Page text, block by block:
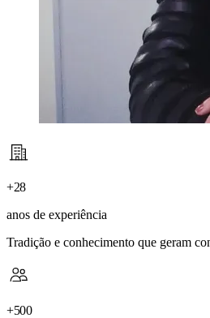
+28
anos de experiência
Tradição e conhecimento que geram
+500